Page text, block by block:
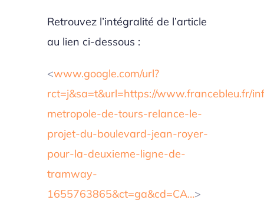
Retrouvez l’intégralité de l’article
au lien ci-dessous :
<www.google.com/url?
rct=j&sa=t&url=https://www.francebleu.fr/
metropole-de-tours-relance-le-
projet-du-boulevard-jean-royer-
pour-la-deuxieme-ligne-de-
tramway-
1655763865&ct=ga&cd=CA…>